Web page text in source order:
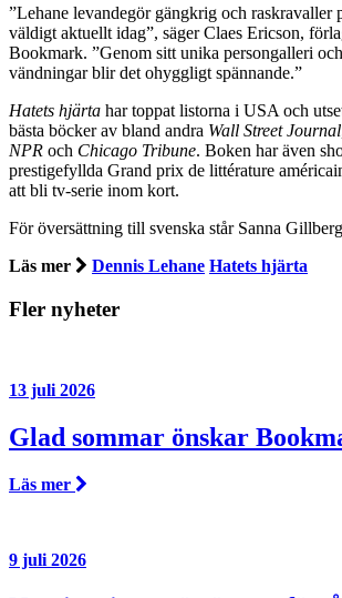
”Lehane levandegör gängkrig och raskravaller
väldigt aktuellt idag”, säger Claes Ericson,
Bookmark. ”Genom sitt unika persongalleri
vändningar blir det ohyggligt spännande.”
Hatets hjärta har toppat listorna i USA och
bästa böcker av bland andra Wall Street Journal
NPR och Chicago Tribune. Boken har även
prestigefyllda Grand prix de littérature
att bli tv-serie inom kort.
För översättning till svenska står Sanna
Läs mer
Dennis Lehane Hatets hjärta
Fler nyheter
13 juli 2026
Glad sommar önskar
Läs mer
9 juli 2026